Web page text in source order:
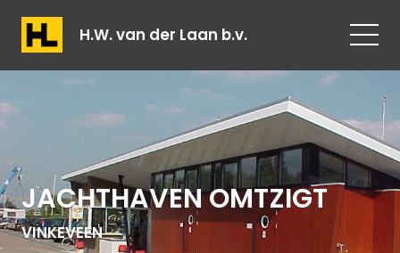
H.W. van der Laan b.v.
JACHTHAVEN OMTZIGT
VINKEVEEN